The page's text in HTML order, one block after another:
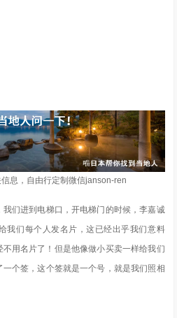
息，自由行定制微信janson-ren
们进到电梯口，开电梯门的时候，李嘉诚
我们每个人发名片，这已经出乎我们意料
用名片了！但是他像做小买卖一样给我们
个签，这个签就是一个号，就是我们照相